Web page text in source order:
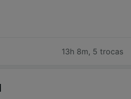
13h 8m, 5 trocas